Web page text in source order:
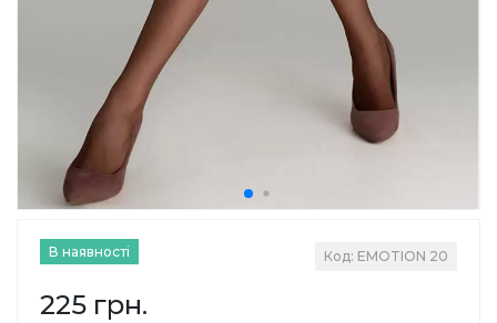
В наявності Код: EMOTION 20
225 грн.